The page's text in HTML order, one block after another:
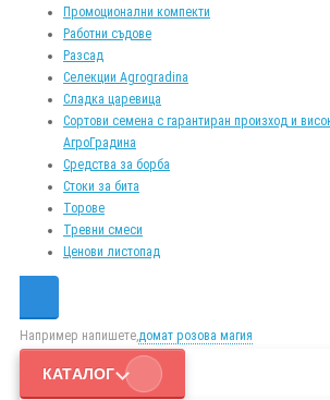
Промоционални компекти
Работни съдове
Разсад
Селекции Agrogradina
Сладка царевица
Сортови семена с гарантиран произход и
АгроГрадина
Средства за борба
Стоки за бита
Торове
Тревни смеси
Ценови листопад
Например напишете,домат розова магия
КАТАЛОГ